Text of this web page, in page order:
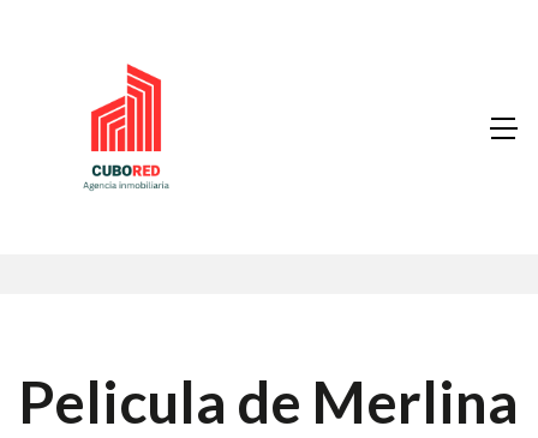
Pelicula de Merlina